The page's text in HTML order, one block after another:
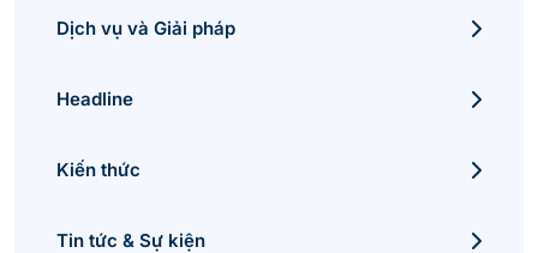
Dịch vụ và Giải pháp
Headline
Kiến thức
Tin tức & Sự kiện